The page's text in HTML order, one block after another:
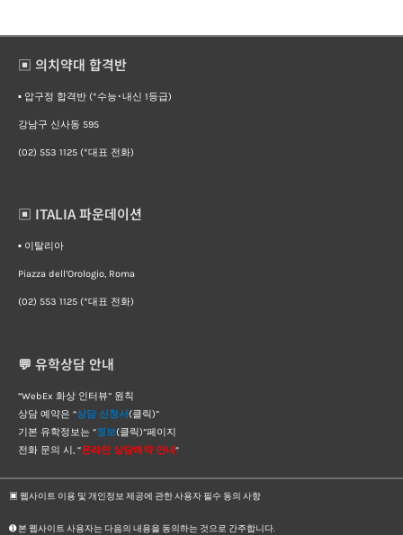
▣ 의치약대 합격반
▪︎ 압구정 합격반 (*수능･내신 1등급)
강남구 신사동 595
(02) 553 1125 (*대표 전화)
▣ ITALIA 파운데이션
▪︎ 이탈리아
Piazza dell’Orologio, Roma
(02) 553 1125 (*대표 전화)
💬 유학상담 안내
“WebEx 화상 인터뷰” 원칙
상담 예약은 “상담 신청서(클릭)”
기본 유학정보는 “정보(클릭)”페이지
전화 문의 시, “온라인 상담예약 안내“
▣ 웹사이트 이용 및 개인정보 제공에 관한 사용자 필수 동의 사항
➊ 본 웹사이트 사용자는 다음의 내용을 동의하는 것으로 간주합니다.